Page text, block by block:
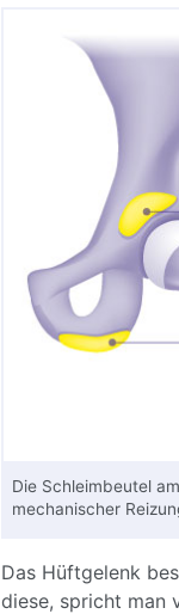
Die Schleimbeutel
mechanischer
Das Hüftgelenk
diese, spricht man